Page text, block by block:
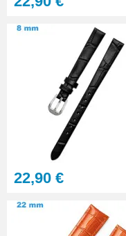
22,90 €